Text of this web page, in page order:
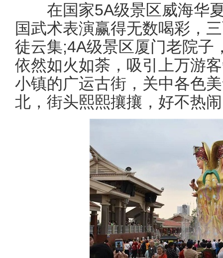
在国家5A级景区威海华夏
国武术表演赢得无数喝彩，
徒云集;4A级景区厦门老院子
依然如火如荼，吸引上万游
小镇的广运古街，关中各色
北，街头熙熙攘攘，好不热